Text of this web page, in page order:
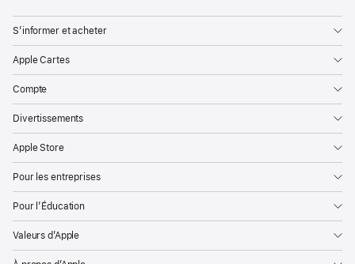
S’informer et acheter
Apple Cartes
Compte
Divertissements
Apple Store
Pour les entreprises
Pour l’Éducation
Valeurs d’Apple